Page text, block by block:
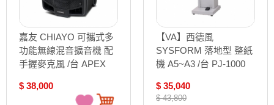
嘉友 CHIAYO 可攜式多
功能無線混音擴音機 配
手握麥克風 /台 APEX
$ 38,000
【VA】西德風
SYSFORM 落地型 整紙
機 A5~A3 /台 PJ-1000
$ 35,040
$ 43,800